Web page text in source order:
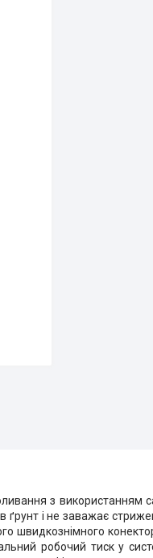
з використанням
і не заважає
швидкознімного
робочий тиск у